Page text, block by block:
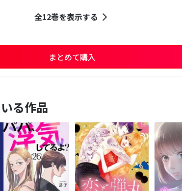
全12巻を表示する
まとめて購入
る作品